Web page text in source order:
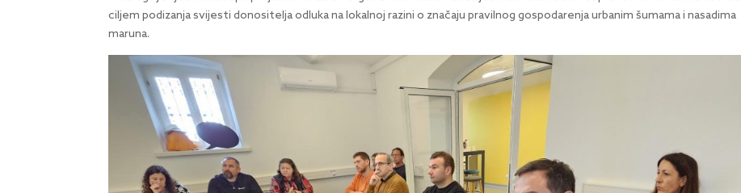
ciljem podizanja svijesti donositelja odluka na lokalnoj razini o značaju pravilnog gospodarenja urbanim šumama i nasadima
maruna.